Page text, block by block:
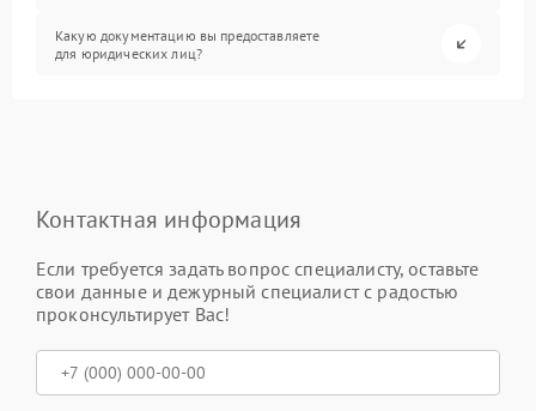
Какую документацию вы предоставляете
для юридических лиц?
Контактная информация
Если требуется задать вопрос специалисту, оставьте
свои данные и дежурный специалист с радостью
проконсультирует Вас!